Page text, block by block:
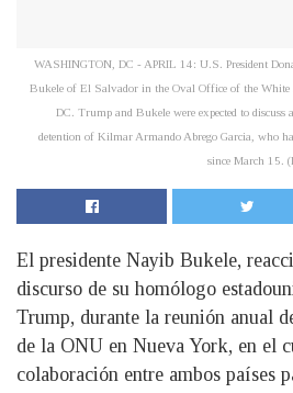
WASHINGTON, DC - APRIL 14: U.S. President
Bukele of El Salvador in the Oval Office of the
DC. Trump and Bukele were expected to
detention of Kilmar Armando Abrego Garcia, who
since March 15.
El presidente Nayib Bukele,
discurso de su homólogo
Trump, durante la reunión anual
de la ONU en Nueva York, en el
colaboración entre ambos países